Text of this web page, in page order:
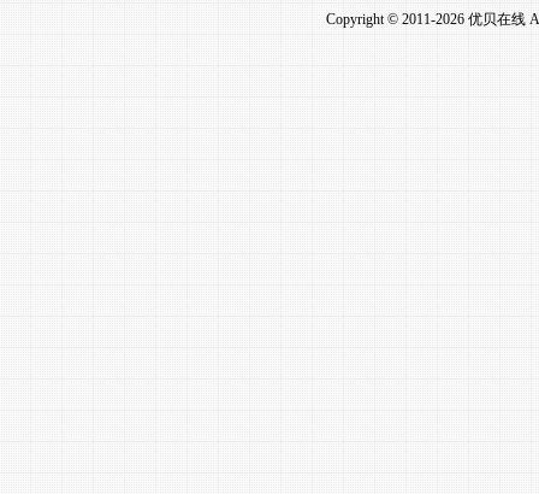
Copyright © 2011-2026 优贝在线